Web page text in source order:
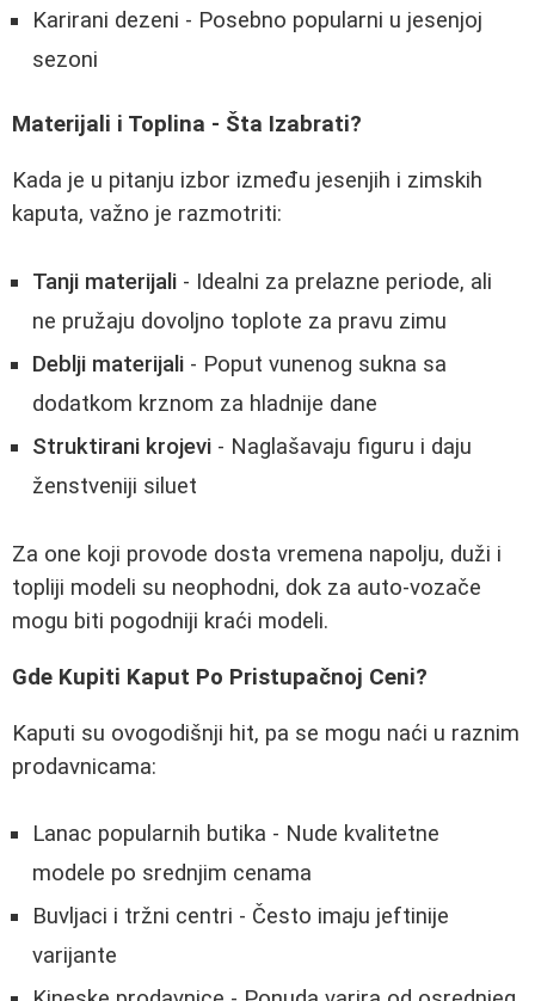
Karirani dezeni - Posebno popularni u jesenjoj
sezoni
Materijali i Toplina - Šta Izabrati?
Kada je u pitanju izbor između jesenjih i zimskih
kaputa, važno je razmotriti:
Tanji materijali - Idealni za prelazne periode, ali
ne pružaju dovoljno toplote za pravu zimu
Deblji materijali - Poput vunenog sukna sa
dodatkom krznom za hladnije dane
Struktirani krojevi - Naglašavaju figuru i daju
ženstveniji siluet
Za one koji provode dosta vremena napolju, duži i
topliji modeli su neophodni, dok za auto-vozače
mogu biti pogodniji kraći modeli.
Gde Kupiti Kaput Po Pristupačnoj Ceni?
Kaputi su ovogodišnji hit, pa se mogu naći u raznim
prodavnicama:
Lanac popularnih butika - Nude kvalitetne
modele po srednjim cenama
Buvljaci i tržni centri - Često imaju jeftinije
varijante